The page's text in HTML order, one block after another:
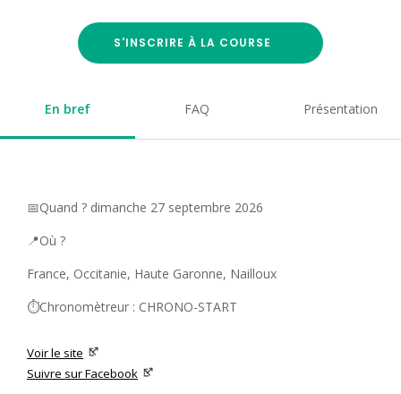
S'INSCRIRE À LA COURSE
En bref FAQ Présentation
📅Quand ? dimanche 27 septembre 2026
📍Où ?
France, Occitanie, Haute Garonne, Nailloux
⏱️Chronomètreur : CHRONO-START
Voir le site
Suivre sur Facebook